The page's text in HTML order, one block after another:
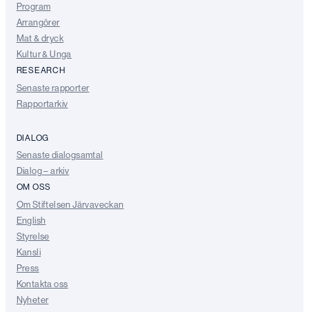
Program
Arrangörer
Mat & dryck
Kultur & Unga
RESEARCH
Senaste rapporter
Rapportarkiv
DIALOG
Senaste dialogsamtal
Dialog – arkiv
OM OSS
Om Stiftelsen Järvaveckan
English
Styrelse
Kansli
Press
Kontakta oss
Nyheter